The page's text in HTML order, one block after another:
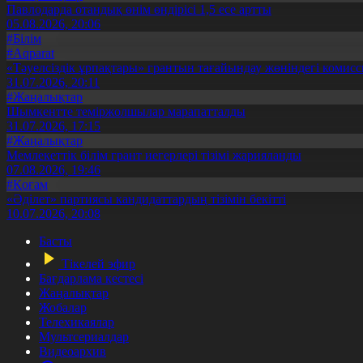
Павлодарда отандық өнім өндірісі 1,5 есе артты
05.08.2026, 20:06
#Білім
#Aqparat
«Тәуелсіздік ұрпақтары» грантын тағайындау жөніндегі
31.07.2026, 20:11
#Жаңалықтар
Шымкентте теміржолшылар марапатталды
31.07.2026, 17:15
#Жаңалықтар
Мемлекеттік білім грант иегерлері тізімі жарияланды
07.08.2026, 19:46
#Қоғам
«Әділет» партиясы кандидаттардың тізімін бекітті
10.07.2026, 20:08
Басты
Тікелей эфир
Бағдарлама кестесі
Жаңалықтар
Жобалар
Телехикаялар
Мультсериалдар
Видеоархив